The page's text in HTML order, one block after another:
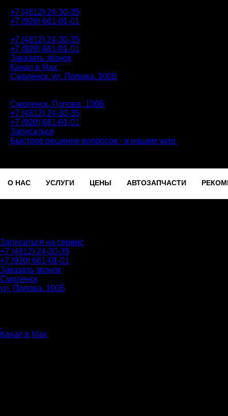
+7 (4812) 24-30-35
+7 (920) 661-01-01
+7 (4812) 24-30-35
+7 (920) 661-01-01
Заказать звонок
Канал в Max
Смоленск, ул. Попова, 100Б
Смоленск, Попова, 100Б
+7 (4812) 24-30-35
+7 (920) 661-01-01
Записаться
Быстрое решение вопросов - в нашем чате
О НАС УСЛУГИ ЦЕНЫ АВТОЗАПЧАСТИ
Записаться на сервис
+7 (4812) 24-30-35
+7 (920) 661-01-01
Заказать звонок
Смоленск
ул. Попова, 100Б
Канал в Max